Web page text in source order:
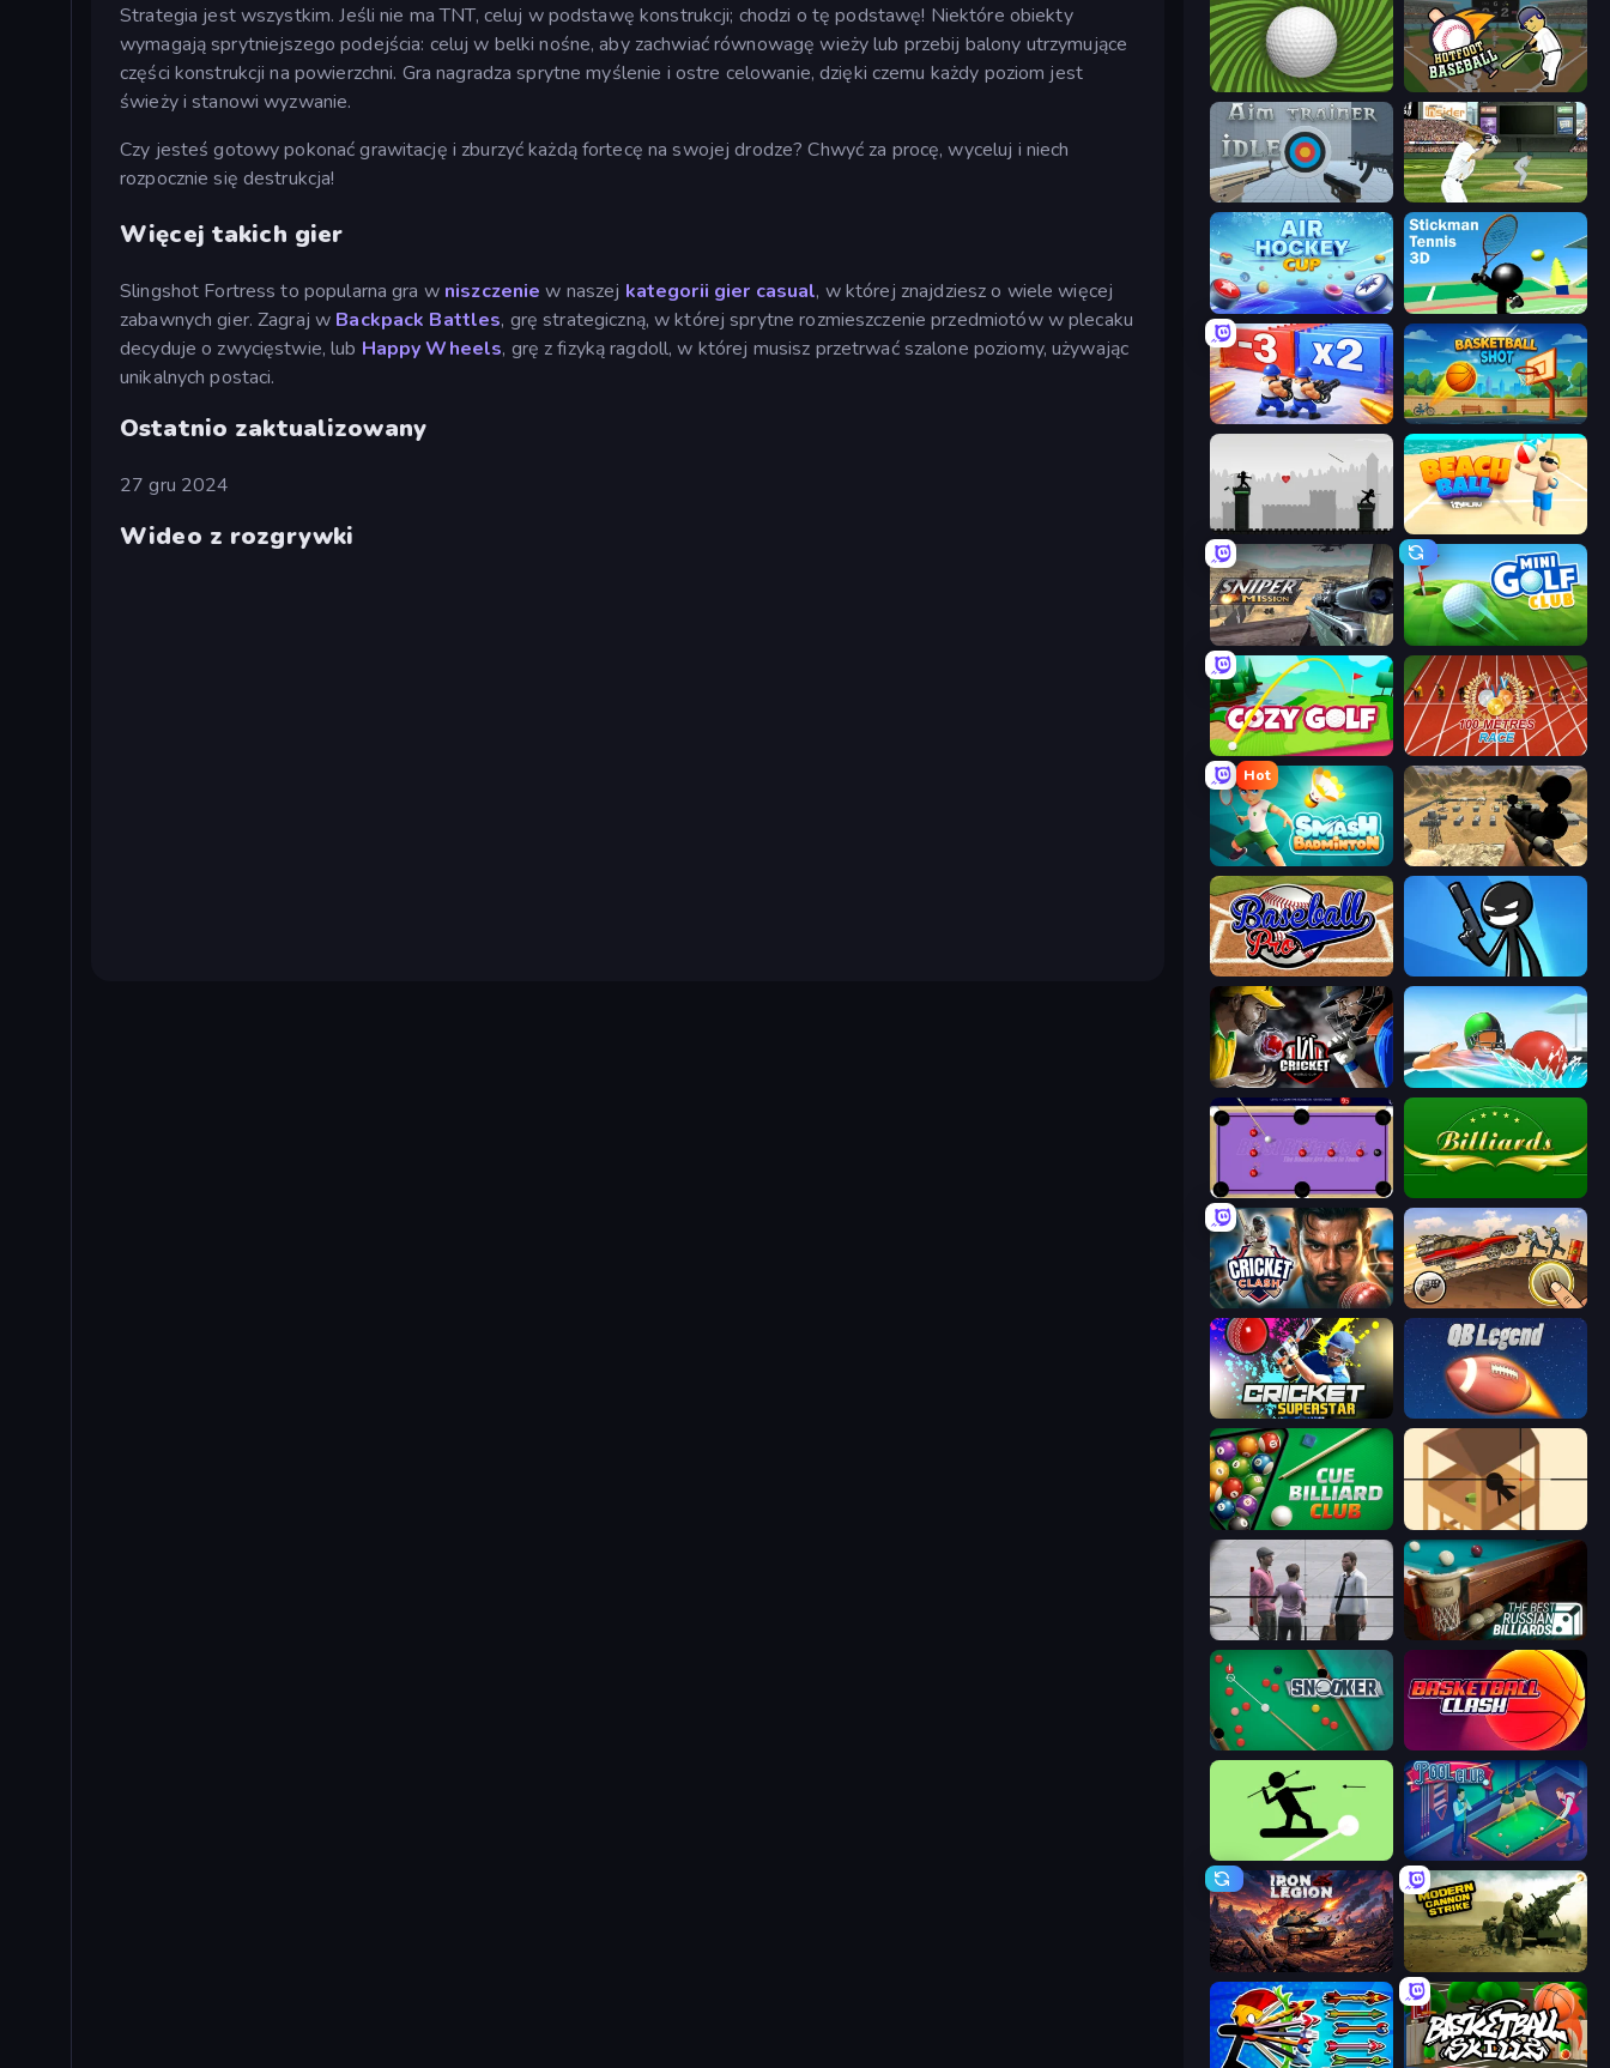
Strategia jest wszystkim. Jeśli nie ma TNT, celuj w podstawę konstrukcji; chodzi o tę podstawę! Niektóre obiekty
wymagają sprytniejszego podejścia: celuj w belki nośne, aby zachwiać równowagę wieży lub przebij balony utrzymujące
części konstrukcji na powierzchni. Gra nagradza sprytne myślenie i ostre celowanie, dzięki czemu każdy poziom jest
świeży i stanowi wyzwanie.
Czy jesteś gotowy pokonać grawitację i zburzyć każdą fortecę na swojej drodze? Chwyć za procę, wyceluj i niech
rozpocznie się destrukcja!
Więcej takich gier
Slingshot Fortress to popularna gra w niszczenie w naszej kategorii gier casual, w której znajdziesz o wiele więcej
zabawnych gier. Zagraj w Backpack Battles, grę strategiczną, w której sprytne rozmieszczenie przedmiotów w plecaku
decyduje o zwycięstwie, lub Happy Wheels, grę z fizyką ragdoll, w której musisz przetrwać szalone poziomy, używając
unikalnych postaci.
Ostatnio zaktualizowany
27 gru 2024
Wideo z rozgrywki
The Speedy Golf Hotfoot Baseball
Aim Trainer Idle ESPN Arcade Baseball
Air Hockey Cup Stickman Tennis 3D
Battle Brigade Basketball Shot
Javelin Fighting
Sniper Mission Mini Golf Club
Cozy Golf 100 Meters Race
Hot
Smash Badminton Ghost Sniper
Baseball Pro
Cricket World Cup Dodgeball
Blast Billiards 4
Cricket Clash Earn to Die: Zombie Ride
2 Minute Football QB Legend
Cue Billiard Club Elite Sniper
The Best Russian Billiards
Snooker Basketball Clash
The Spear Stickman Pool Club
Iron Legion Modern Cannon Strike